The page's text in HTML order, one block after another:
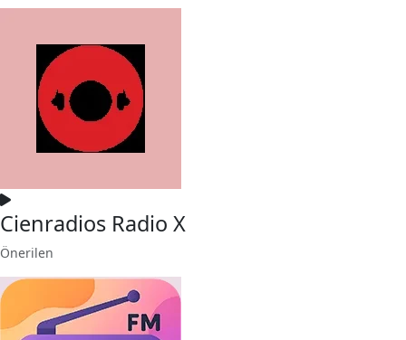
Cienradios Radio X
Önerilen